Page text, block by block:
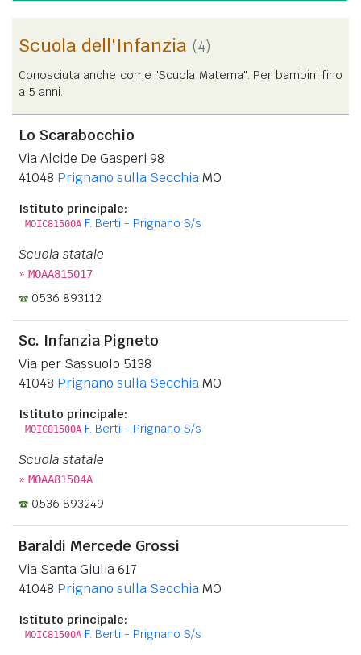
Scuola dell'Infanzia (4)
Conosciuta anche come "Scuola Materna". Per bambini fino
a 5 anni.
Lo Scarabocchio
Via Alcide De Gasperi 98
41048 Prignano sulla SecchiaMO
Istituto principale:
MOIC81500A F. Berti - Prignano S/s
Scuola statale
» MOAA815017
0536 893112
Sc. Infanzia Pigneto
Via per Sassuolo 5138
41048 Prignano sulla SecchiaMO
Istituto principale:
MOIC81500A F. Berti - Prignano S/s
Scuola statale
» MOAA81504A
0536 893249
Baraldi Mercede Grossi
Via Santa Giulia 617
41048 Prignano sulla SecchiaMO
Istituto principale:
MOIC81500A F. Berti - Prignano S/s